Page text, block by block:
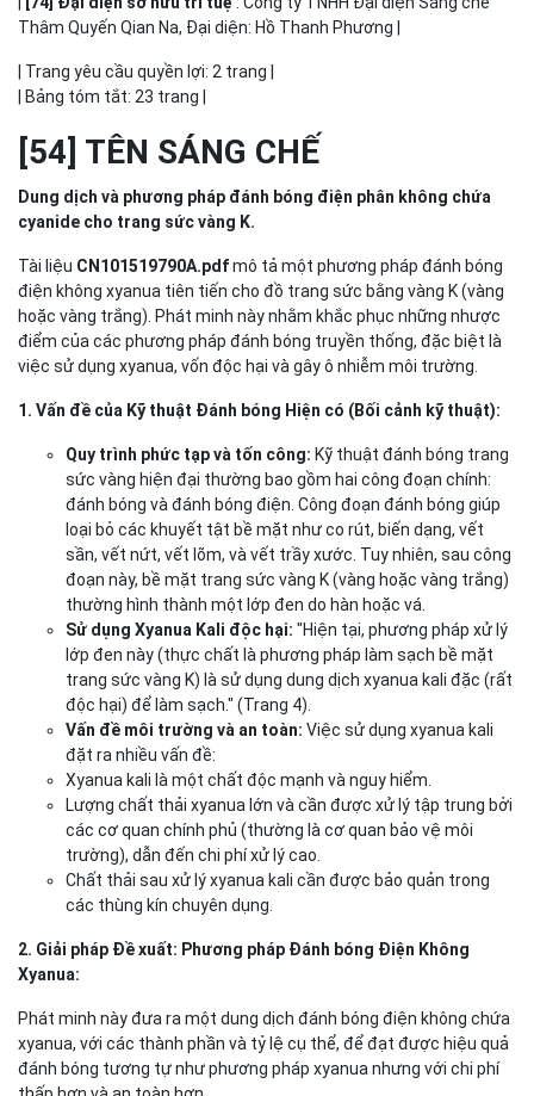
Thâm Quyến Qian Na, Đại diện: Hồ Thanh Phương |
| Trang yêu cầu quyền lợi: 2 trang |
| Bảng tóm tắt: 23 trang |
[54] TÊN SÁNG CHẾ
Dung dịch và phương pháp đánh bóng điện phân không chứa
cyanide cho trang sức vàng K.
Tài liệu CN101519790A.pdfmô tả một phương pháp đánh bóng
điện không xyanua tiên tiến cho đồ trang sức bằng vàng K (vàng
hoặc vàng trắng). Phát minh này nhằm khắc phục những nhược
điểm của các phương pháp đánh bóng truyền thống, đặc biệt là
việc sử dụng xyanua, vốn độc hại và gây ô nhiễm môi trường.
1. Vấn đề của Kỹ thuật Đánh bóng Hiện có (Bối cảnh kỹ thuật):
Quy trình phức tạp và tốn công: Kỹ thuật đánh bóng trang
sức vàng hiện đại thường bao gồm hai công đoạn chính:
đánh bóng và đánh bóng điện. Công đoạn đánh bóng giúp
loại bỏ các khuyết tật bề mặt như co rút, biến dạng, vết
sần, vết nứt, vết lõm, và vết trầy xước. Tuy nhiên, sau công
đoạn này, bề mặt trang sức vàng K (vàng hoặc vàng trắng)
thường hình thành một lớp đen do hàn hoặc vá.
Sử dụng Xyanua Kali độc hại: "Hiện tại, phương pháp xử lý
lớp đen này (thực chất là phương pháp làm sạch bề mặt
trang sức vàng K) là sử dụng dung dịch xyanua kali đặc (rất
độc hại) để làm sạch." (Trang 4).
Vấn đề môi trường và an toàn: Việc sử dụng xyanua kali
đặt ra nhiều vấn đề:
Xyanua kali là một chất độc mạnh và nguy hiểm.
Lượng chất thải xyanua lớn và cần được xử lý tập trung bởi
các cơ quan chính phủ (thường là cơ quan bảo vệ môi
trường), dẫn đến chi phí xử lý cao.
Chất thải sau xử lý xyanua kali cần được bảo quản trong
các thùng kín chuyên dụng.
2. Giải pháp Đề xuất: Phương pháp Đánh bóng Điện Không
Xyanua:
Phát minh này đưa ra một dung dịch đánh bóng điện không chứa
xyanua, với các thành phần và tỷ lệ cụ thể, để đạt được hiệu quả
đánh bóng tương tự như phương pháp xyanua nhưng với chi phí